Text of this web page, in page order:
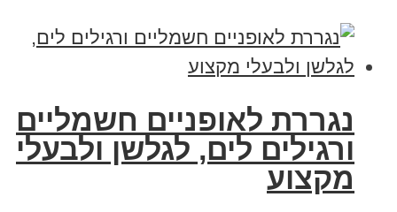
נגררת לאופניים חשמליים
ורגילים לים, לגלשן ולבעלי
מקצוע